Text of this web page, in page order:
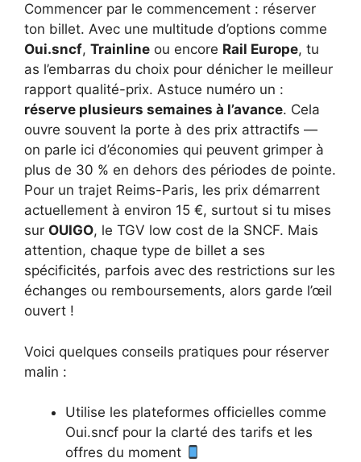
Commencer par le commencement : réserver
ton billet. Avec une multitude d’options comme
Oui.sncf, Trainline ou encore Rail Europe, tu
as l’embarras du choix pour dénicher le meilleur
rapport qualité-prix. Astuce numéro un :
réserve plusieurs semaines à l’avance. Cela
ouvre souvent la porte à des prix attractifs —
on parle ici d’économies qui peuvent grimper à
plus de 30 % en dehors des périodes de pointe.
Pour un trajet Reims-Paris, les prix démarrent
actuellement à environ 15 €, surtout si tu mises
sur OUIGO, le TGV low cost de la SNCF. Mais
attention, chaque type de billet a ses
spécificités, parfois avec des restrictions sur les
échanges ou remboursements, alors garde l’œil
ouvert !
Voici quelques conseils pratiques pour réserver
malin :
Utilise les plateformes officielles comme
Oui.sncf pour la clarté des tarifs et les
offres du moment